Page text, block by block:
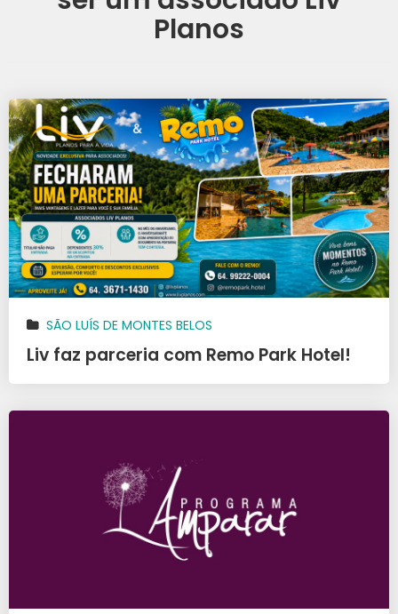
Planos
SÃO LUÍS DE MONTES BELOS
Liv faz parceria com Remo Park Hotel!